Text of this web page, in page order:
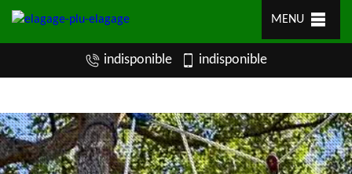
MENU
indisponible indisponible